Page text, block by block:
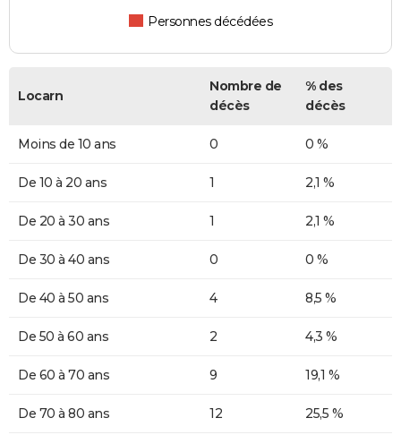
Personnes décédées
Locarn
Nombre de
décès
% des
décès
Moins de 10 ans 0 0 %
De 10 à 20 ans 1 2,1 %
De 20 à 30 ans 1 2,1 %
De 30 à 40 ans 0 0 %
De 40 à 50 ans 4 8,5 %
De 50 à 60 ans 2 4,3 %
De 60 à 70 ans 9 19,1 %
De 70 à 80 ans 12 25,5 %